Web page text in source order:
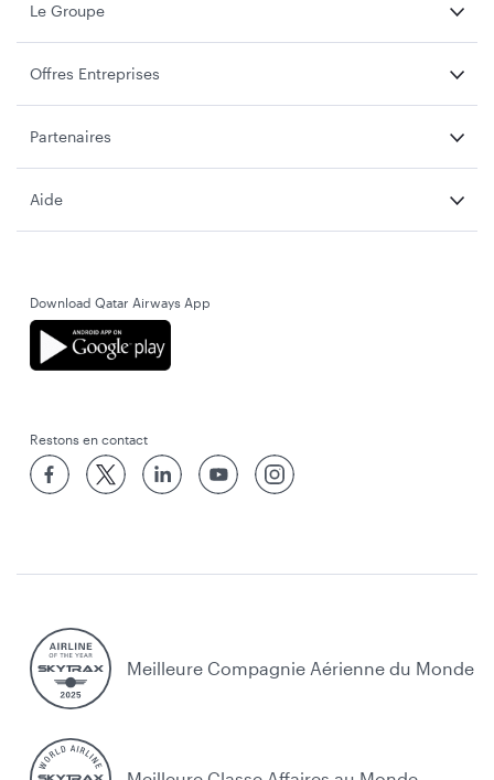
Le Groupe
Offres Entreprises
Partenaires
Aide
Download Qatar Airways App
Restons en contact
Meilleure Compagnie Aérienne du Monde